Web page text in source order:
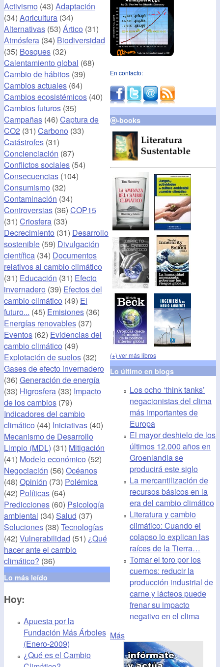
Activismo (43) Adaptación
(34) Agricultura (34)
Alternativas (53) Ártico (31)
Atmósfera (34) Biodiversidad
(35) Bosques (32)
Calentamiento global (68)
Cambio de hábitos (39)
Cambios actuales (64)
Cambios ecosistémicos (40)
Cambios futuros (35)
Campañas (46) Captura de
CO2 (31) Carbono (33)
Catástrofes (31)
Concienciación (87)
Conflictos sociales (54)
Consecuencias (104)
Consumismo (32)
Contaminación (34)
Controversias (36) COP15
(31) Criosfera (33)
Decrecimiento (31) Desarrollo
sostenible (59) Divulgación
científica (34) Documentos
relativos al cambio climático
(31) Educación (31) Efecto
invernadero (39) Efectos del
cambio climático (49) El
futuro... (45) Emisiones (36)
Energías renovables (37)
Eventos (62) Evidencias del
cambio climático (49)
Explotación de suelos (32)
Gases de efecto invernadero
(36) Generación de energía
(33) Higrosfera (33) Impacto
de los cambios (79)
Indicadores del cambio
climático (44) Iniciativas (40)
Mecanismo de Desarrollo
Limpio (MDL) (31) Mitigación
(41) Modelo económico (52)
Negociación (56) Océanos
(48) Opinión (73) Polémica
(42) Políticas (64)
Predicciones (60) Psicología
ambiental (34) Salud (37)
Soluciones (38) Tecnologías
(42) Vulnerabilidad (51) ¿Qué
hacer ante el cambio
climático? (36)
Lo más leído
Hoy:
Apuesta por la
Fundación Más Árboles
(Enero-2009)
¿Qué es el Cambio
En contacto:
ⓔ-books
(+) ver más libros
Lo último en blogs
Los ocho ‘think tanks’
negacionistas del clima
más importantes de
Europa
El mayor deshielo de los
últimos 12.000 años en
Groenlandia se
producirá este siglo
La mercantilización de
recursos básicos en la
era del cambio climático
Literatura y cambio
climático: Cuando el
colapso lo explican las
raíces de la Tierra…
Tomar el toro por los
cuernos: reducir la
producción industrial de
carne y lácteos puede
frenar su impacto
negativo en el clima
Más